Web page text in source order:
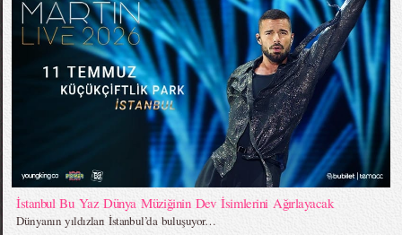
İstanbul Bu Yaz Dünya Müziğinin Dev İsimlerini Ağırlayacak
Dünyanın yıldızları İstanbul’da buluşuyor…